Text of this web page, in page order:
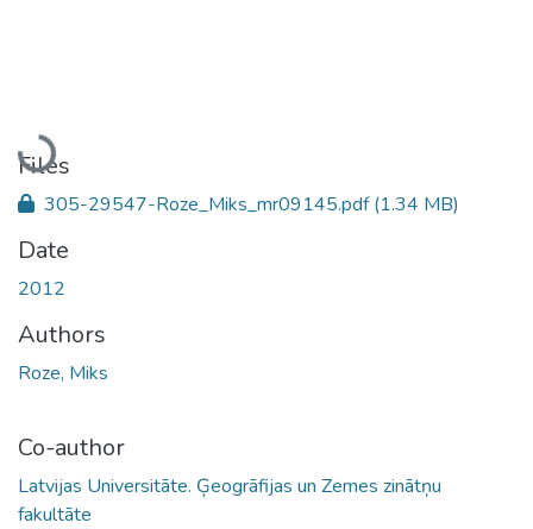
Loading...
Files
305-29547-Roze_Miks_mr09145.pdf(1.34 MB)
Date
2012
Authors
Roze, Miks
Co-author
Latvijas Universitāte. Ģeogrāfijas un Zemes zinātņu
fakultāte